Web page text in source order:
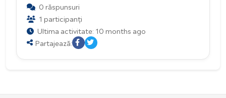
0 răspunsuri
1 participanți
Ultima activitate: 10 months ago
Partajează: